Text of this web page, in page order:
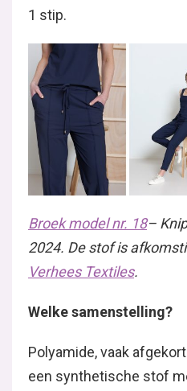
1 stip.
Broek model nr. 18–
2024. De stof is
Verhees Textiles.
Welke samenstelling?
Polyamide, vaak
een synthetische stof